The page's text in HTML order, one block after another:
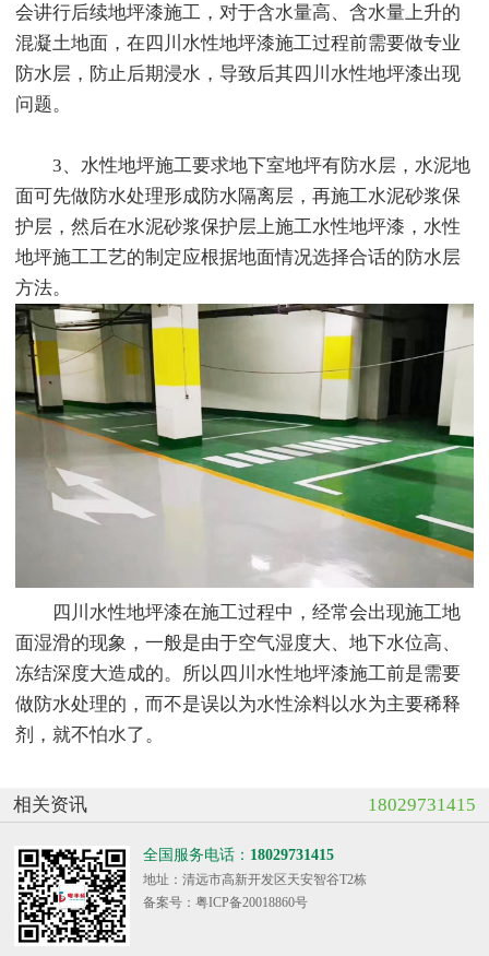
会讲行后续地坪漆施工，对于含水量高、含水量上升的
混凝土地面，在四川水性地坪漆施工过程前需要做专业
防水层，防止后期浸水，导致后其四川水性地坪漆出现
问题。
3、水性地坪施工要求地下室地坪有防水层，水泥地
面可先做防水处理形成防水隔离层，再施工水泥砂浆保
护层，然后在水泥砂浆保护层上施工水性地坪漆，水性
地坪施工工艺的制定应根据地面情况选择合话的防水层
方法。
四川水性地坪漆在施工过程中，经常会出现施工地
面湿滑的现象，一般是由于空气湿度大、地下水位高、
冻结深度大造成的。所以四川水性地坪漆施工前是需要
做防水处理的，而不是误以为水性涂料以水为主要稀释
剂，就不怕水了。
相关资讯 18029731415
全国服务电话： 18029731415
地址：清远市高新开发区天安智谷T2栋
备案号：粤ICP备20018860号